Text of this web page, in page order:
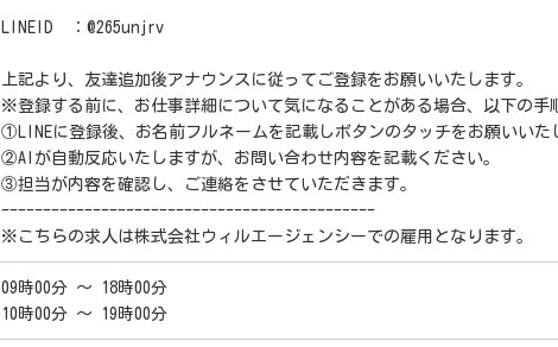
LINEID ：@265unjrv
上記より、友達追加後アナウンスに従ってご登録をお願いいたします。
※登録する前に、お仕事詳細について気になることがある場合、以下の
①LINEに登録後、お名前フルネームを記載しボタンのタッチをお願いいた
②AIが自動反応いたしますが、お問い合わせ内容を記載ください。
③担当が内容を確認し、ご連絡をさせていただきます。
---------------------------------------------
※こちらの求人は株式会社ウィルエージェンシーでの雇用となります。
09時00分 ～ 18時00分
10時00分 ～ 19時00分